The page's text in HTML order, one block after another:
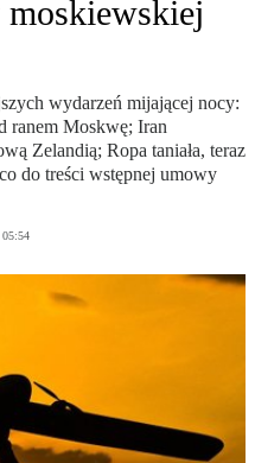
moskiewskiej
wydarzeń mijającej nocy:
ranem Moskwę; Iran
Zelandią; Ropa taniała, teraz
do treści wstępnej umowy
05:54